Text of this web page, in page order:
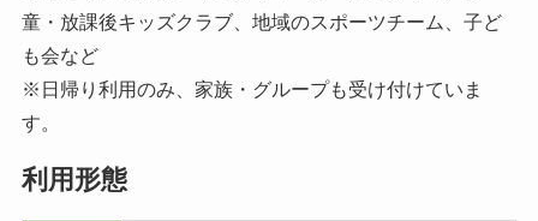
童・放課後キッズクラブ、地域のスポーツチーム、子ど
も会など
※日帰り利用のみ、家族・グループも受け付けていま
す。
利用形態